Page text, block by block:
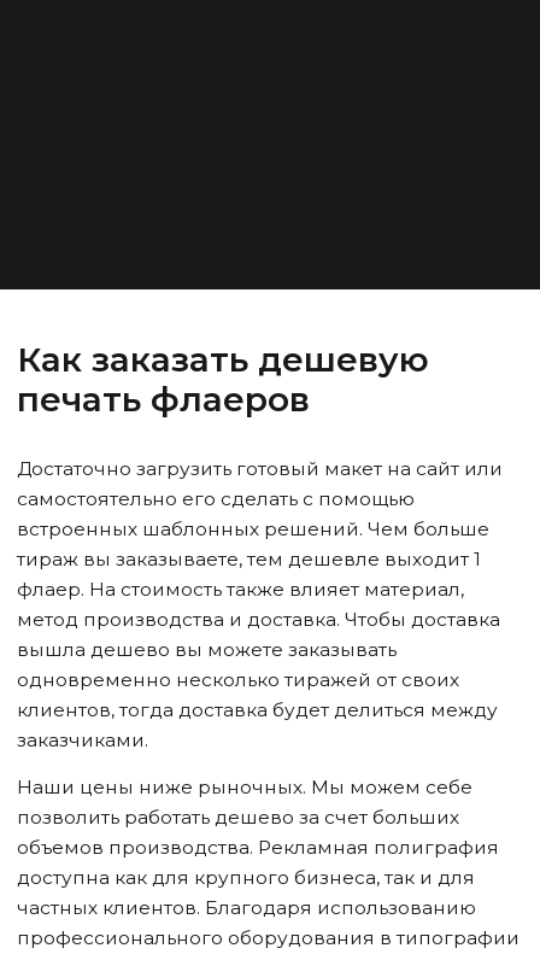
Как заказать дешевую
печать флаеров
Достаточно загрузить готовый макет на сайт или
самостоятельно его сделать с помощью
встроенных шаблонных решений. Чем больше
тираж вы заказываете, тем дешевле выходит 1
флаер. На стоимость также влияет материал,
метод производства и доставка. Чтобы доставка
вышла дешево вы можете заказывать
одновременно несколько тиражей от своих
клиентов, тогда доставка будет делиться между
заказчиками.
Наши цены ниже рыночных. Мы можем себе
позволить работать дешево за счет больших
объемов производства. Рекламная полиграфия
доступна как для крупного бизнеса, так и для
частных клиентов. Благодаря использованию
профессионального оборудования в типографии